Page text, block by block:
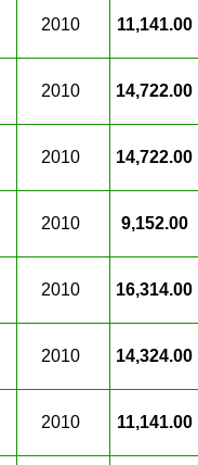
2010 11,141.00
2010 14,722.00
2010 14,722.00
2010 9,152.00
2010 16,314.00
2010 14,324.00
2010 11,141.00